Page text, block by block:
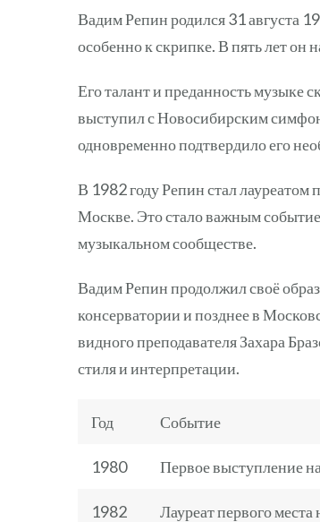
Вадим Репин родился 31 августа
особенно к скрипке. В пять лет он
Его талант и преданность музыке
выступил с Новосибирским
одновременно подтвердило его
В 1982 году Репин стал
Москве. Это стало важным
музыкальном сообществе.
Вадим Репин продолжил своё
консерватории и позднее в
видного преподавателя Захара
стиля и интерпретации.
Год Событие
1980 Первое выступление
1982 Лауреат первого